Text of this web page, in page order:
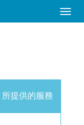
Toggle
所提供的服務